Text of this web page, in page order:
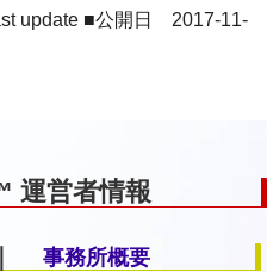
update ■公開日 2017-11-
運営者情報
事務所概要